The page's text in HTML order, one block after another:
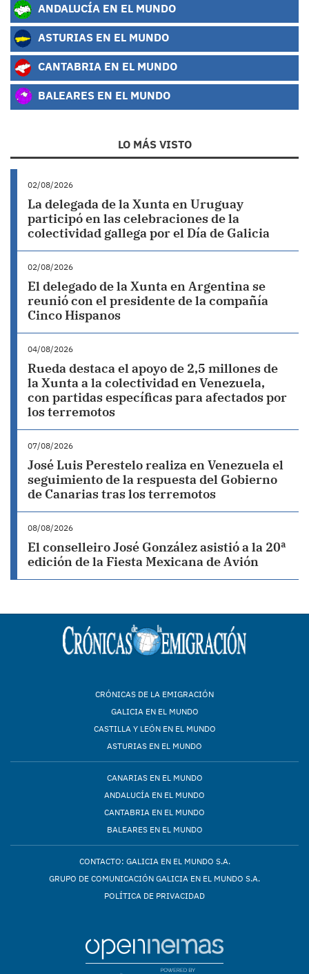
ANDALUCÍA EN EL MUNDO
ASTURIAS EN EL MUNDO
CANTABRIA EN EL MUNDO
BALEARES EN EL MUNDO
LO MÁS VISTO
02/08/2026
La delegada de la Xunta en Uruguay
participó en las celebraciones de la
colectividad gallega por el Día de Galicia
02/08/2026
El delegado de la Xunta en Argentina se
reunió con el presidente de la compañía
Cinco Hispanos
04/08/2026
Rueda destaca el apoyo de 2,5 millones de
la Xunta a la colectividad en Venezuela,
con partidas específicas para afectados por
los terremotos
07/08/2026
José Luis Perestelo realiza en Venezuela el
seguimiento de la respuesta del Gobierno
de Canarias tras los terremotos
08/08/2026
El conselleiro José González asistió a la 20ª
edición de la Fiesta Mexicana de Avión
CRÓNICAS DE LA EMIGRACIÓN
GALICIA EN EL MUNDO
CASTILLA Y LEÓN EN EL MUNDO
ASTURIAS EN EL MUNDO
CANARIAS EN EL MUNDO
ANDALUCÍA EN EL MUNDO
CANTABRIA EN EL MUNDO
BALEARES EN EL MUNDO
CONTACTO: GALICIA EN EL MUNDO S.A.
GRUPO DE COMUNICACIÓN GALICIA EN EL MUNDO S.A.
POLÍTICA DE PRIVACIDAD